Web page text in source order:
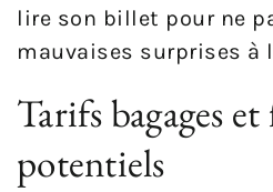
lire son billet pour ne
mauvaises surprises à
Tarifs bagages
potentiels